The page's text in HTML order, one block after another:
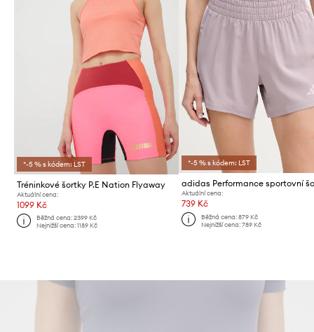
*-5 % s kódem: LST
Tréninkové šortky P.E Nation Flyaway
Aktuální cena:
1099 Kč
Běžná cena:2399 Kč
Nejnižší cena:1189 Kč
*-5 % s kódem: LST
Aktuální cena:
739 Kč
Běžná cena: 879 Kč
Nejnižší cena: 789 Kč